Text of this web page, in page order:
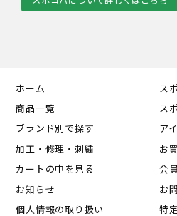
ホーム
ス
商品一覧
ス
ブランド別で探す
ア
加工・修理・刺繍
お
カートの中を見る
会
お知らせ
お
個人情報の取り扱い
特